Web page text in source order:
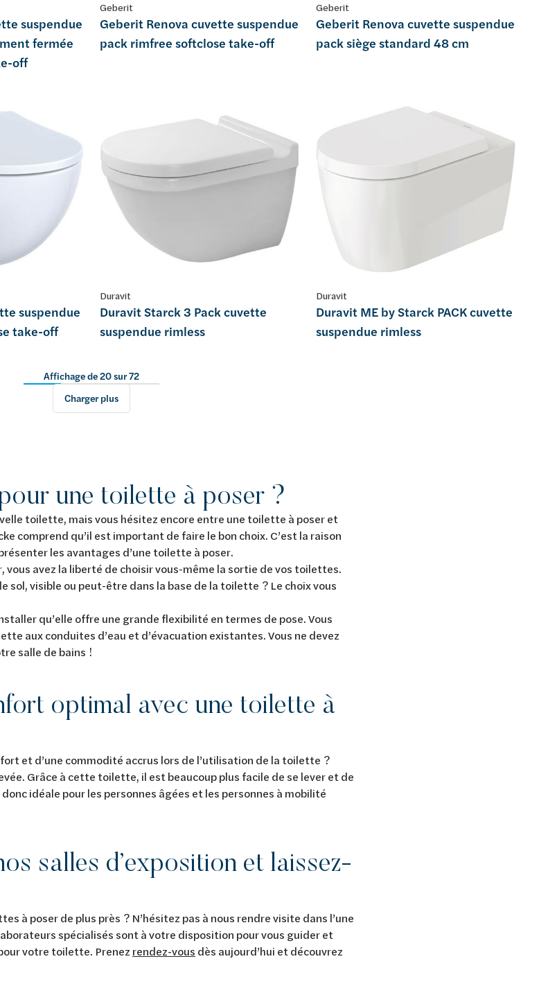
suspendue
fermée
off
Geberit
Geberit Renova cuvette suspendue
pack rimfree softclose take-off
Geberit
Geberit Renova cuvette suspendue
pack siège standard 48 cm
suspendue
take-off
Duravit
Duravit Starck 3 Pack cuvette
suspendue rimless
Duravit
Duravit ME by Starck PACK cuvette
suspendue rimless
Affichage de 20 sur 72
Charger plus
une toilette à poser ?
toilette, mais vous hésitez encore entre une toilette à poser et
comprend qu’il est important de faire le bon choix. C’est la raison
les avantages d’une toilette à poser.
vous avez la liberté de choisir vous-même la sortie de vos toilettes.
sol, visible ou peut-être dans la base de la toilette ? Le choix vous
qu’elle offre une grande flexibilité en termes de pose. Vous
aux conduites d’eau et d’évacuation existantes. Vous ne devez
salle de bains !
optimal avec une toilette à
et d’une commodité accrus lors de l’utilisation de la toilette ?
Grâce à cette toilette, il est beaucoup plus facile de se lever et de
idéale pour les personnes âgées et les personnes à mobilité
salles d’exposition et laissez-
à poser de plus près ? N’hésitez pas à nous rendre visite dans l’une
spécialisés sont à votre disposition pour vous guider et
votre toilette. Prenez rendez-vous dès aujourd’hui et découvrez